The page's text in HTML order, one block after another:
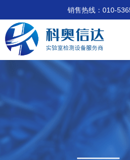
销售热线：010-